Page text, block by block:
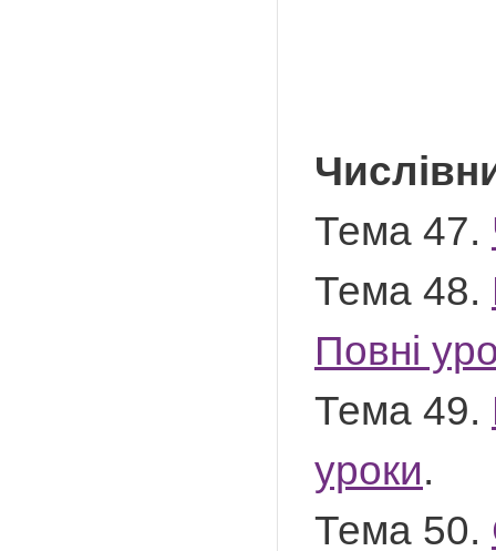
Тема 47.
Тема 48.
Повні
Тема 49.
уроки.
Тема 50.